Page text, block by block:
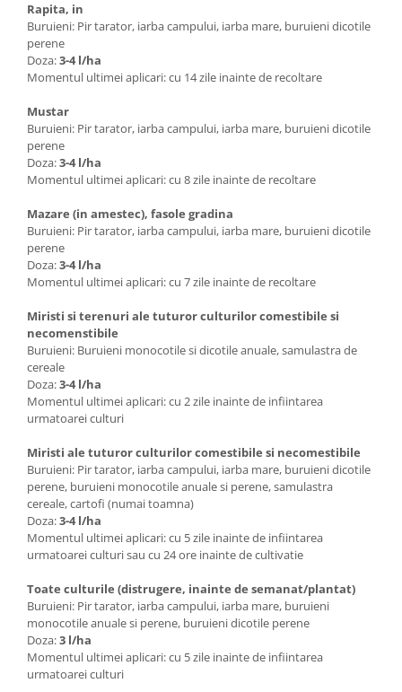
Rapita, in
Buruieni: Pir tarator, iarba campului, iarba mare, buruieni dicotile
perene
Doza:3-4 l/ha
Momentul ultimei aplicari: cu 14 zile inainte de recoltare
Mustar
Buruieni: Pir tarator, iarba campului, iarba mare, buruieni dicotile
perene
Doza:3-4 l/ha
Momentul ultimei aplicari: cu 8 zile inainte de recoltare
Mazare (in amestec), fasole gradina
Buruieni: Pir tarator, iarba campului, iarba mare, buruieni dicotile
perene
Doza:3-4 l/ha
Momentul ultimei aplicari: cu 7 zile inainte de recoltare
Miristi si terenuri ale tuturor culturilor comestibile si
necomenstibile
Buruieni: Buruieni monocotile si dicotile anuale, samulastra de
cereale
Doza:3-4 l/ha
Momentul ultimei aplicari: cu 2 zile inainte de infiintarea
urmatoarei culturi
Miristi ale tuturor culturilor comestibile si necomestibile
Buruieni: Pir tarator, iarba campului, iarba mare, buruieni dicotile
perene, buruieni monocotile anuale si perene, samulastra
cereale, cartofi (numai toamna)
Doza:3-4 l/ha
Momentul ultimei aplicari: cu 5 zile inainte de infiintarea
urmatoarei culturi sau cu 24 ore inainte de cultivatie
Toate culturile (distrugere, inainte de semanat/plantat)
Buruieni: Pir tarator, iarba campului, iarba mare, buruieni
monocotile anuale si perene, buruieni dicotile perene
Doza:3 l/ha
Momentul ultimei aplicari: cu 5 zile inainte de infiintarea
urmatoarei culturi